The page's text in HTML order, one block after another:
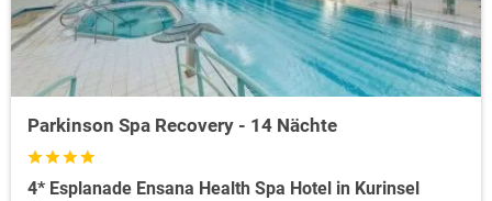
Parkinson Spa Recovery - 14 Nächte
4* Esplanade Ensana Health Spa Hotel in Kurinsel